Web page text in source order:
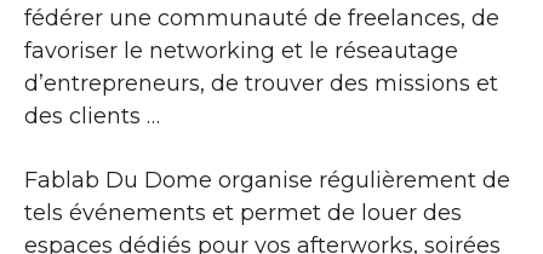
fédérer une communauté de freelances, de
favoriser le networking et le réseautage
d’entrepreneurs, de trouver des missions et
des clients …
Fablab Du Dome organise régulièrement de
tels événements et permet de louer des
espaces dédiés pour vos afterworks, soirées